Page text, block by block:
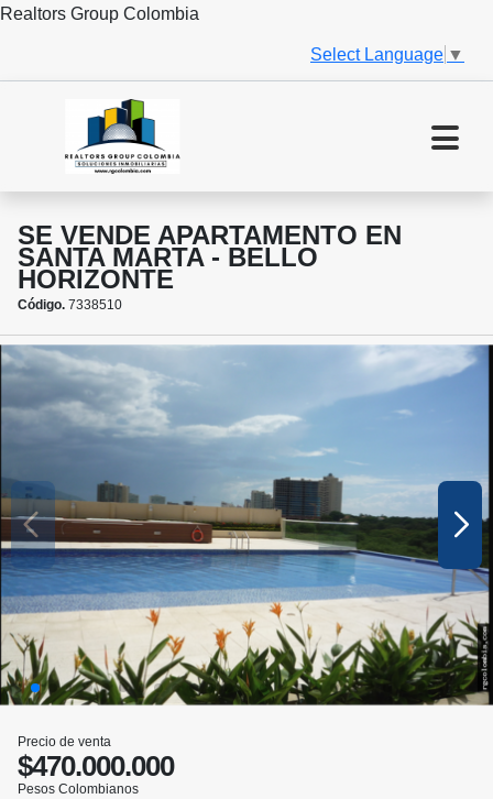
Realtors Group Colombia
Select Language ▼
SE VENDE APARTAMENTO EN
SANTA MARTA - BELLO
HORIZONTE
Código. 7338510
Precio de venta
$470.000.000
Pesos Colombianos